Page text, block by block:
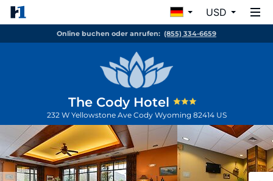
USD
Online buchen oder anrufen: (855) 334-6659
The Cody Hotel
232 W Yellowstone Ave Cody Wyoming 82414 US